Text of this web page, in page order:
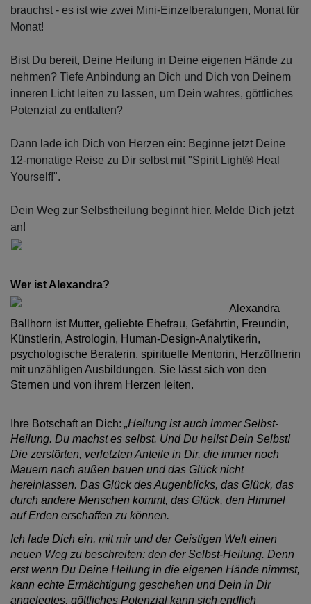
brauchst - es ist wie zwei Mini-Einzelberatungen, Monat für
Monat!
Bist Du bereit, Deine Heilung in Deine eigenen Hände zu
nehmen? Tiefe Anbindung an Dich und Dich von Deinem
inneren Licht leiten zu lassen, um Dein wahres, göttliches
Potenzial zu entfalten?
Dann lade ich Dich von Herzen ein: Beginne jetzt Deine
12-monatige Reise zu Dir selbst mit "Spirit Light® Heal
Yourself!".
Dein Weg zur Selbstheilung beginnt hier. ​Melde Dich ​jetzt
an!
Wer ist Alexandra?
Alexandra
Ballhorn ist Mutter, geliebte Ehefrau, Gefährtin, Freundin,
Künstlerin, Astrologin, Human-Design-Analytikerin,
psychologische Beraterin, spirituelle Mentorin, Herzöffnerin
mit unzähligen Ausbildungen. Sie lässt sich von den
Sternen und von ihrem Herzen leiten.
Ihre Botschaft an Dich: „Heilung ist auch immer Selbst-
Heilung. Du machst es selbst. Und Du heilst Dein Selbst!
Die zerstörten, verletzten Anteile in Dir, die immer noch
Mauern nach außen bauen und das Glück nicht
hereinlassen. Das Glück des Augenblicks, das Glück, das
durch andere Menschen kommt, das Glück, den Himmel
auf Erden erschaffen zu können.
Ich lade Dich ein, mit mir und der Geistigen Welt einen
neuen Weg zu beschreiten: den der Selbst-Heilung. Denn
erst wenn Du Deine Heilung in die eigenen Hände nimmst,
kann echte Ermächtigung geschehen und Dein in Dir
angelegtes, göttliches Potenzial kann sich endlich